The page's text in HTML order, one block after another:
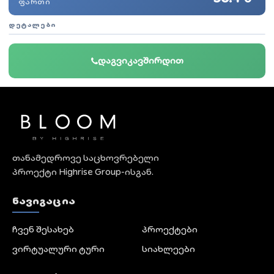
ᲓᲔᲢᲐᲚᲔᲑᲘ
დაგვიკავშირდით
თანამედროვე საცხოვრებელი
პროექტი Highrise Group-ისგან.
ᲜᲐᲕᲘᲒᲐᲪᲘᲐ
ჩვენ შესახებ
პროექტები
ვირტუალური ტური
სიახლეები